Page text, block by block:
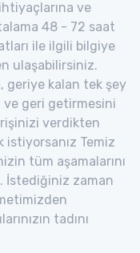
ve
48 - 72 saat
ile ilgili bilgiye
ulaşabilirsiniz.
geriye kalan tek şey
ve geri getirmesini
verdikten
Temiz
tüm aşamalarını
İstediğiniz zaman
tadını